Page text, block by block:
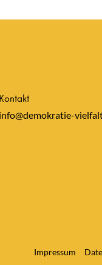
Kontakt
info@demokratie-
Impressum